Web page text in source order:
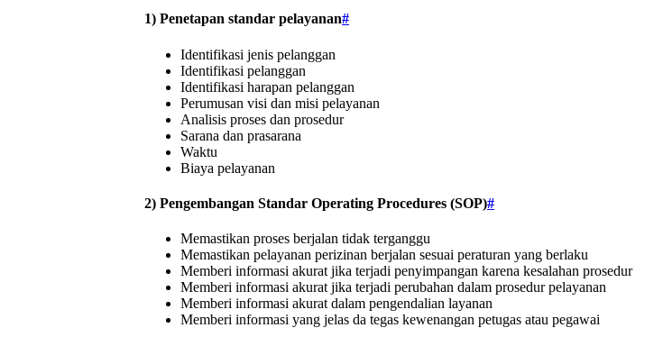
1) Penetapan standar pelayanan#
Identifikasi jenis pelanggan
Identifikasi pelanggan
Identifikasi harapan pelanggan
Perumusan visi dan misi pelayanan
Analisis proses dan prosedur
Sarana dan prasarana
Waktu
Biaya pelayanan
2) Pengembangan Standar Operating Procedures (SOP)#
Memastikan proses berjalan tidak terganggu
Memastikan pelayanan perizinan berjalan sesuai peraturan yang berlaku
Memberi informasi akurat jika terjadi penyimpangan karena kesalahan prosedur
Memberi informasi akurat jika terjadi perubahan dalam prosedur pelayanan
Memberi informasi akurat dalam pengendalian layanan
Memberi informasi yang jelas da tegas kewenangan petugas atau pegawai